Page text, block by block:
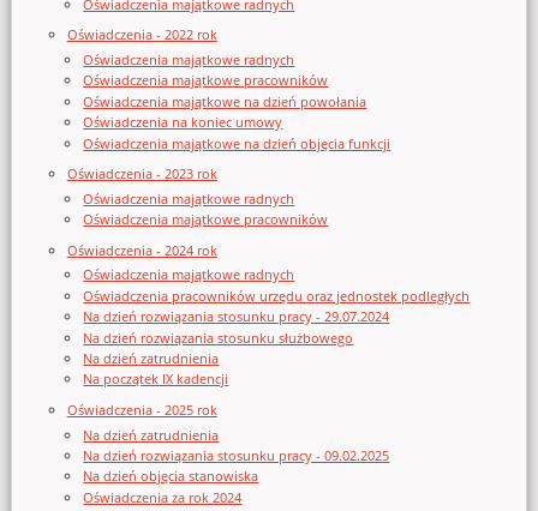
Oświadczenia majątkowe radnych
Oświadczenia - 2022 rok
Oświadczenia majątkowe radnych
Oświadczenia majątkowe pracowników
Oświadczenia majątkowe na dzień powołania
Oświadczenia na koniec umowy
Oświadczenia majątkowe na dzień objęcia funkcji
Oświadczenia - 2023 rok
Oświadczenia majątkowe radnych
Oświadczenia majątkowe pracowników
Oświadczenia - 2024 rok
Oświadczenia majątkowe radnych
Oświadczenia pracowników urzędu oraz jednostek podległych
Na dzień rozwiązania stosunku pracy - 29.07.2024
Na dzień rozwiązania stosunku służbowego
Na dzień zatrudnienia
Na początek IX kadencji
Oświadczenia - 2025 rok
Na dzień zatrudnienia
Na dzień rozwiązania stosunku pracy - 09.02.2025
Na dzień objęcia stanowiska
Oświadczenia za rok 2024